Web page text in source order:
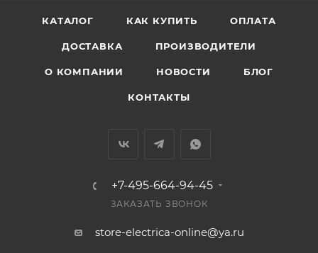
КАТАЛОГ КАК КУПИТЬ ОПЛАТА
ДОСТАВКА ПРОИЗВОДИТЕЛИ
О КОМПАНИИ НОВОСТИ БЛОГ
КОНТАКТЫ
+7-495-664-94-45
ЗАКАЗАТЬ ЗВОНОК
store-electrica-online@ya.ru